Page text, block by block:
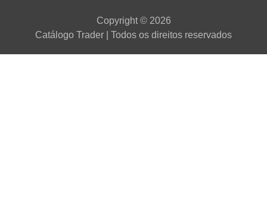
Copyright © 2026
Catálogo Trader | Todos os direitos reservados